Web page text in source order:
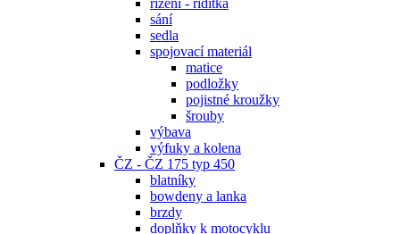
sání
sedla
spojovací materiál
matice
podložky
pojistné kroužky
šrouby
výbava
výfuky a kolena
ČZ - ČZ 175 typ 450
blatníky
bowdeny a lanka
brzdy
doplňky k motocyklu